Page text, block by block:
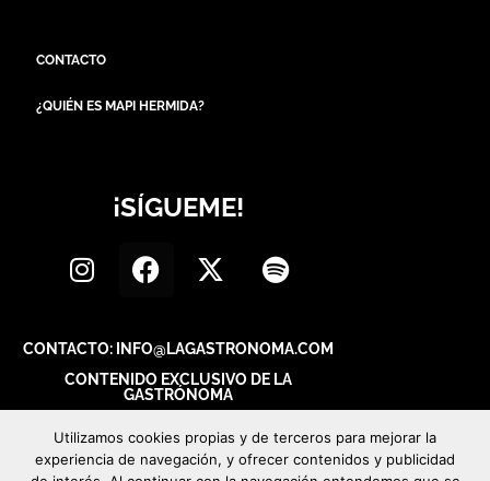
CONTACTO
¿QUIÉN ES MAPI HERMIDA?
¡SÍGUEME!
CONTACTO: INFO@LAGASTRONOMA.COM
CONTENIDO EXCLUSIVO DE LA
GASTRÓNOMA
Utilizamos cookies propias y de terceros para mejorar la
experiencia de navegación, y ofrecer contenidos y publicidad